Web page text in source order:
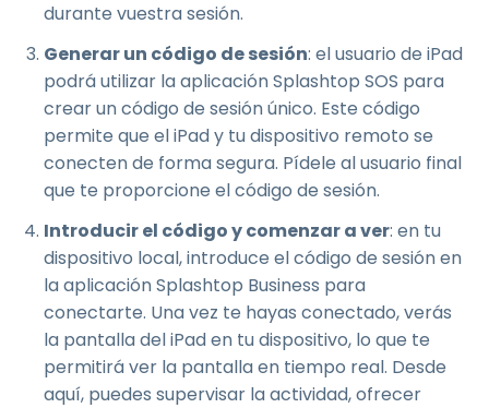
durante vuestra sesión.
Generar un código de sesión: el usuario de iPad
podrá utilizar la aplicación Splashtop SOS para
crear un código de sesión único. Este código
permite que el iPad y tu dispositivo remoto se
conecten de forma segura. Pídele al usuario final
que te proporcione el código de sesión.
Introducir el código y comenzar a ver: en tu
dispositivo local, introduce el código de sesión en
la aplicación Splashtop Business para
conectarte. Una vez te hayas conectado, verás
la pantalla del iPad en tu dispositivo, lo que te
permitirá ver la pantalla en tiempo real. Desde
aquí, puedes supervisar la actividad, ofrecer